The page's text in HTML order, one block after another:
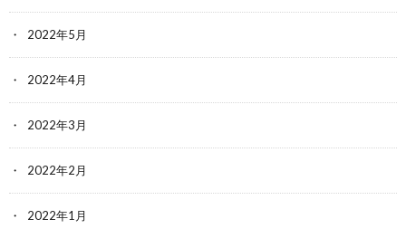
2022年5月
2022年4月
2022年3月
2022年2月
2022年1月